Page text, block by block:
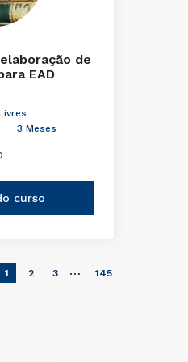
de
EAD
3 Meses
curso
1 2 3 … 145